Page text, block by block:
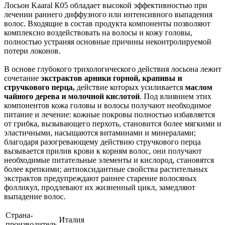
Лосьон Kaaral К05 обладает высокой эффективностью при
лечении раннего диффузного или интенсивного выпадения
волос. Входящие в состав продукта компоненты позволяют
комплексно воздействовать на волосы и кожу головы,
полностью устраняя основные причины неконтролируемой
потери локонов.
В основе глубокого трихологического действия лосьона лежит
сочетание экстрактов арники горной, крапивы и
стручкового перца, действие которых усиливается маслом
чайного дерева и молочной кислотой. Под влиянием этих
компонентов кожа головы и волосы получают необходимое
питание и лечение: кожные покровы полностью избавляется
от грибка, вызывающего перхоть, становится более мягкими и
эластичными, насыщаются витаминами и минералами;
благодаря разогревающему действию стручкового перца
вызывается прилив крови к корням волос, они получают
необходимые питательные элементы и кислород, становятся
более крепкими; антиоксидантные свойства растительных
экстрактов предупреждают раннее старение волосяных
фолликул, продлевают их жизненный цикл, замедляют
выпадение волос.
Страна-
Италия